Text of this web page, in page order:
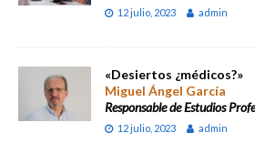
12 julio, 2023 admin
«Desiertos ¿médicos?»
Miguel Ángel García
Responsable de Estudios
12 julio, 2023 admin